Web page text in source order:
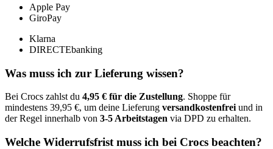
Apple Pay
GiroPay
Klarna
DIRECTEbanking
Was muss ich zur Lieferung wissen?
Bei Crocs zahlst du 4,95 € für die Zustellung. Shoppe für
mindestens 39,95 €, um deine Lieferung versandkostenfrei und in
der Regel innerhalb von 3-5 Arbeitstagen via DPD zu erhalten.
Welche Widerrufsfrist muss ich bei Crocs beachten?